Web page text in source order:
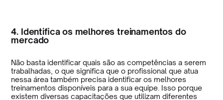
4. Identifica os melhores treinamentos do
mercado
Não basta identificar quais são as competências a serem
trabalhadas, o que significa que o profissional que atua
nessa área também precisa identificar os melhores
treinamentos disponíveis para a sua equipe. Isso porque
existem diversas capacitações que utilizam diferentes